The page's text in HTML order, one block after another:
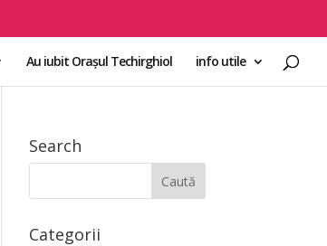
Au iubit Orașul Techirghiol info utile
Search
Categorii